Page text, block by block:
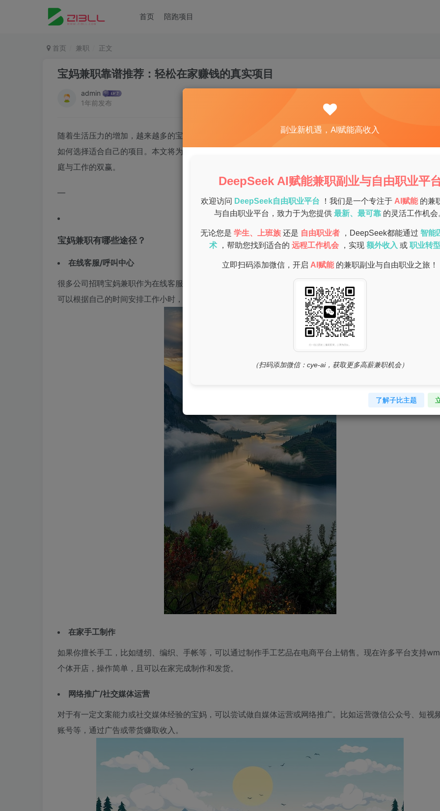
首页 陪跑项目
首页 兼职 正文
宝妈兼职靠谱推荐：轻松在家赚钱的真实项目
admin
1年前发布
随着生活压力的增加，越来越多的宝妈选择兼职来平衡家庭和经济收入。面对众多兼职信息，很多宝妈们不知
如何选择适合自己的项目。本文将为大家推荐一些轻松靠谱的宝妈兼职项目，帮助宝妈们在家也能赚钱，实现
庭与工作的双赢。
—
宝妈兼职有哪些途径？
在线客服/呼叫中心
很多公司招聘宝妈兼职作为在线客服，主要负责接听客户电话、解答问题或处理订单。这种工作时间灵活，通
可以根据自己的时间安排工作小时，非常适合宝妈们在家带孩子的场景。
在家手工制作
如果你擅长手工，比如缝纫、编织、手帐等，可以通过制作手工艺品在电商平台上销售。现在许多平台支持wm
个体开店，操作简单，且可以在家完成制作和发货。
网络推广/社交媒体运营
对于有一定文案能力或社交媒体经验的宝妈，可以尝试做自媒体运营或网络推广。比如运营微信公众号、短视
账号等，通过广告或带货赚取收入。
副业新机遇，AI赋能高收入
DeepSeek AI赋能兼职副业与自由职业平
欢迎访问 DeepSeek自由职业平台 ！我们是一个专注于 AI赋能 的兼
与自由职业平台，致力于为您提供 最新、最可靠 的灵活工作机会
无论您是 学生、上班族 还是 自由职业者 ，DeepSeek都能通过 智能
术
，帮助您找到适合的 远程工作机会 ，实现 额外收入 或 职业转
立即扫码添加微信，开启 AI赋能 的兼职副业与自由职业之旅！
（扫码添加微信：cye-ai，获取更多高薪兼职机会）
了解子比主题